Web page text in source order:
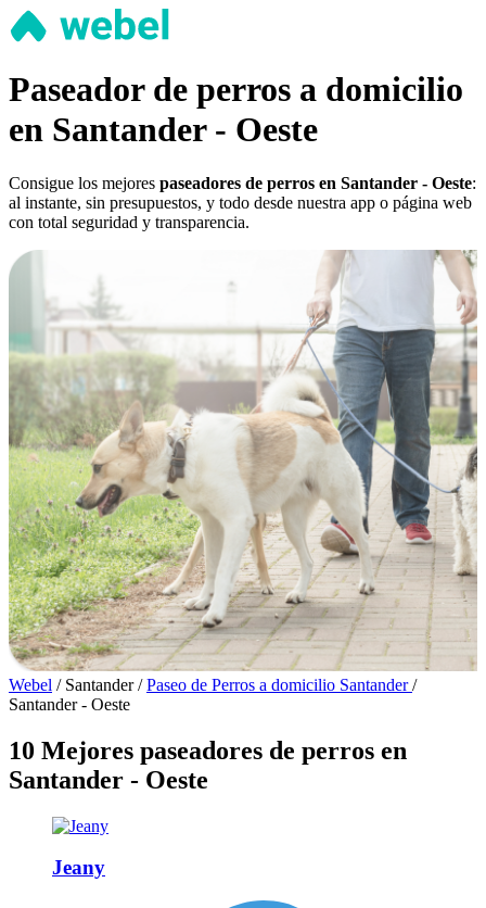
Paseador de perros a domicilio
en Santander - Oeste
Consigue los mejores paseadores de perros en Santander - Oeste:
al instante, sin presupuestos, y todo desde nuestra app o página web
con total seguridad y transparencia.
Webel / Santander / Paseo de Perros a domicilio Santander/
Santander - Oeste
10 Mejores paseadores de perros en
Santander - Oeste
Jeany